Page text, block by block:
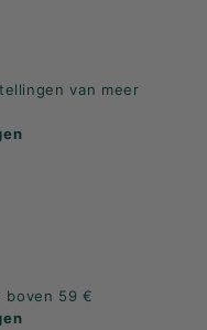
van meer
boven 59 €